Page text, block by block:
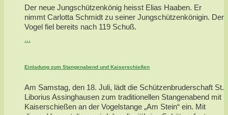
Der neue Jungschützenkönig heisst Elias Haaben. Er
nimmt Carlotta Schmidt zu seiner Jungschützenkönigin. Der
Vogel fiel bereits nach 119 Schuß.
...
Einladung zum Stangenabend und Kaiserschießen
Am Samstag, den 18. Juli, lädt die Schützenbruderschaft St.
Liborius Assinghausen zum traditionellen Stangenabend mit
Kaiserschießen an der Vogelstange „Am Stein“ ein. Mit